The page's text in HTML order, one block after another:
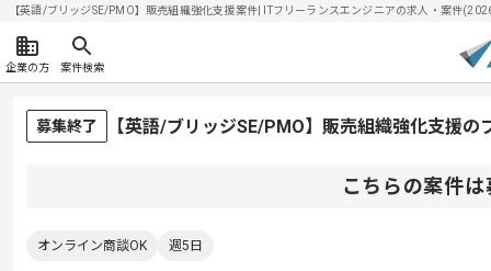
【英語/ブリッジSE/PMO】販売組織強化支援案件| ITフリーランスエンジニアの求人・案件
企業の方 案件検索
募集終了 【英語/ブリッジSE/PMO】販売組織強化支援の
こちらの案件
オンライン商談OK 週5日